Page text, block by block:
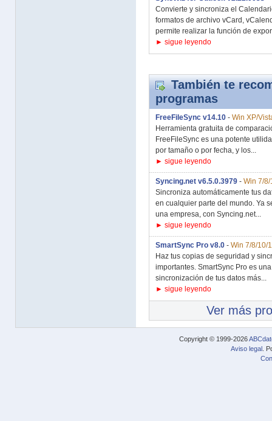
Convierte y sincroniza el
formatos de archivo vCard,
permite realizar la función de
► sigue leyendo
También te
programas
FreeFileSync v14.10 - Win XP/
Herramienta gratuita de
FreeFileSync es una potente
por tamaño o por fecha, y los...
► sigue leyendo
Syncing.net v6.5.0.3979 - Win 7/8/
Sincroniza automáticamente tus
en cualquier parte del mundo. Ya
una empresa, con Syncing.net...
► sigue leyendo
SmartSync Pro v8.0 - Win 7/8/10/
Haz tus copias de seguridad y
importantes. SmartSync Pro es
sincronización de tus datos más...
► sigue leyendo
Ver más
Copyright © 1999-2026
Aviso legal .